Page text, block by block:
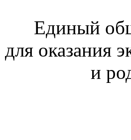
Единый
для оказания
и